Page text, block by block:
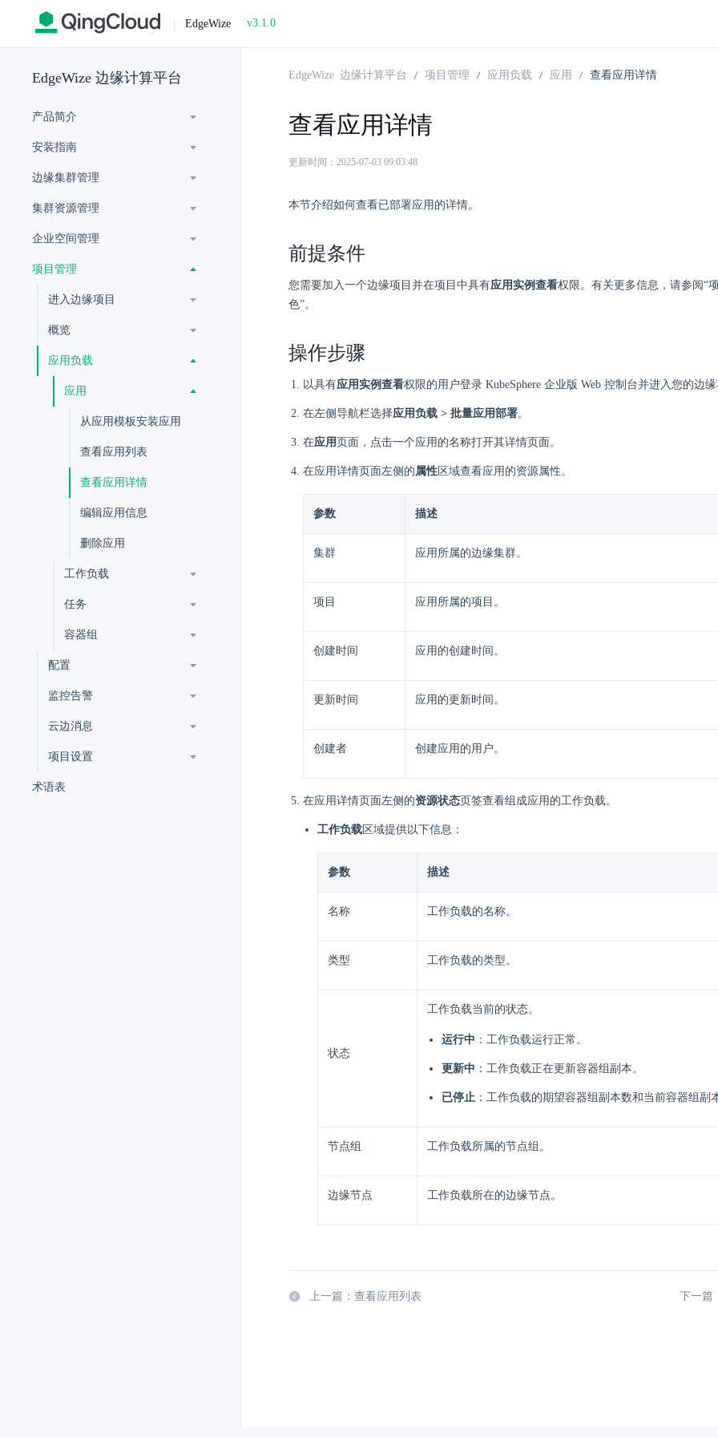
| EdgeWize v3.1.0
EdgeWize 边缘计算平台
产品简介
安装指南
边缘集群管理
集群资源管理
企业空间管理
项目管理
进入边缘项目
概览
应用负载
应用
从应用模板安装应用
查看应用列表
查看应用详情
编辑应用信息
删除应用
工作负载
任务
容器组
配置
监控告警
云边消息
项目设置
术语表
EdgeWize 边缘计算平台 项目管理 应用负载 应用 查看应用详情
查看应用详情
更新时间：2025-07-03 09:03:48
本节介绍如何查看已部署应用的详情。
前提条件
您需要加入一个边缘项目并在项目中具有应用实例查看权限。有关更多信息，请参阅“
色”。
操作步骤
以具有应用实例查看权限的用户登录 KubeSphere 企业版 Web 控制台并进入您的边
在左侧导航栏选择应用负载 > 批量应用部署。
在应用页面，点击一个应用的名称打开其详情页面。
在应用详情页面左侧的属性 区域查看应用的资源属性。
参数 描述
集群 应用所属的边缘集群。
项目 应用所属的项目。
创建时间 应用的创建时间。
更新时间 应用的更新时间。
创建者 创建应用的用户。
在应用详情页面左侧的资源状态页签查看组成应用的工作负载。
工作负载 区域提供以下信息：
参数 描述
名称 工作负载的名称。
类型 工作负载的类型。
状态
工作负载当前的状态。
运行中 ：工作负载运行正常。
更新中 ：工作负载正在更新容器组副本。
已停止 ：工作负载的期望容器组副本数和当前容器组副
节点组 工作负载所属的节点组。
边缘节点 工作负载所在的边缘节点。
上一篇：查看应用列表 下一篇